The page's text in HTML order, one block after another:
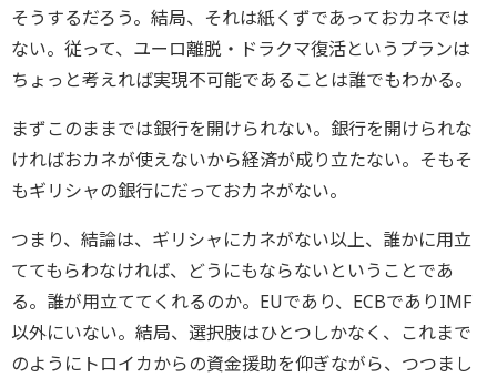
そうするだろう。結局、それは紙くずであっておカネでは
ない。従って、ユーロ離脱・ドラクマ復活というプランは
ちょっと考えれば実現不可能であることは誰でもわかる。
まずこのままでは銀行を開けられない。銀行を開けられな
ければおカネが使えないから経済が成り立たない。そもそ
もギリシャの銀行にだっておカネがない。
つまり、結論は、ギリシャにカネがない以上、誰かに用立
ててもらわなければ、どうにもならないということであ
る。誰が用立ててくれるのか。EUであり、ECBでありIMF
以外にいない。結局、選択肢はひとつしかなく、これまで
のようにトロイカからの資金援助を仰ぎながら、つつまし